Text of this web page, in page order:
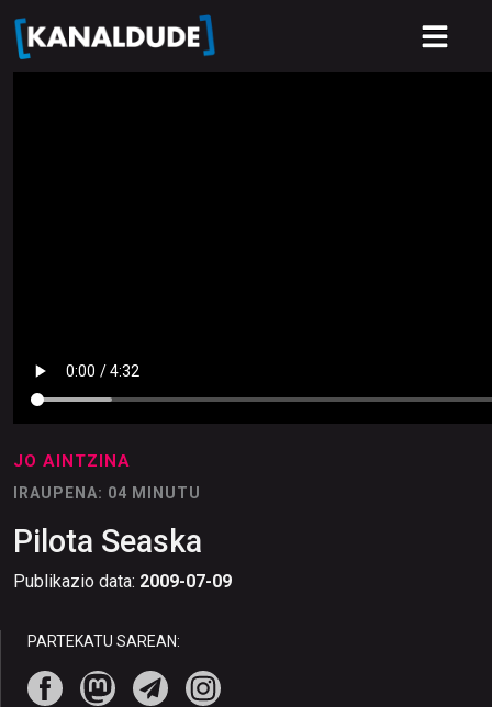
JO AINTZINA
IRAUPENA: 04 MINUTU
Pilota Seaska
Publikazio data: 2009-07-09
PARTEKATU SAREAN: